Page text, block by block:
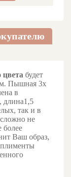
цвета будет
Пышная 3х
в
длина1,5
так и в
не
более
Ваш образ,